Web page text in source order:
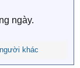
ngày.
khác